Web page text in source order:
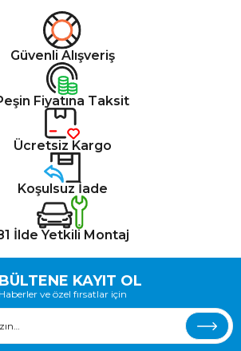
Güvenli Alışveriş
Fiyatına Taksit
Ücretsiz Kargo
Koşulsuz İade
İlde Yetkili Montaj
KAYIT OL
Haberler ve özel fırsatlar için